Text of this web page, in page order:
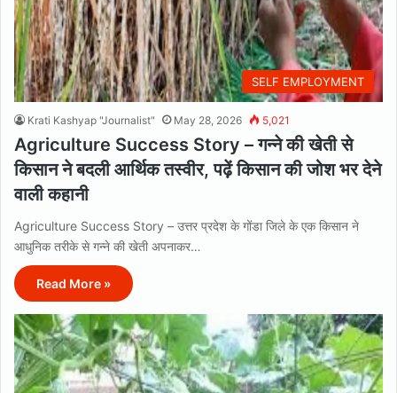
SELF EMPLOYMENT
Krati Kashyap "Journalist" May 28, 2026 5,021
Agriculture Success Story – गन्ने की खेती से
किसान ने बदली आर्थिक तस्वीर, पढ़ें किसान की जोश भर देने
वाली कहानी
Agriculture Success Story – उत्तर प्रदेश के गोंडा जिले के एक किसान ने
आधुनिक तरीके से गन्ने की खेती अपनाकर…
Read More »